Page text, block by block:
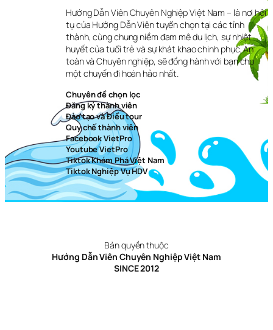
Hướng Dẫn Viên Chuyên Nghiệp Việt Nam – là nơi hội
tụ của Hướng Dẫn Viên tuyển chọn tại các tỉnh
thành, cùng chung niềm đam mê du lịch, sự nhiệt
huyết của tuổi trẻ và sự khát khao chinh phục. An
toàn và Chuyên nghiệp, sẽ đồng hành với bạn cho
một chuyến đi hoàn hảo nhất.
Chuyên đề chọn lọc
Đăng ký thành viên
Đào tạo và Điều tour
Quy chế thành viên
Facebook VietPro
Youtube VietPro
Tiktok Khám Phá Việt Nam
Tiktok Nghiệp Vụ HDV
Bản quyền thuộc
Hướng Dẫn Viên Chuyên Nghiệp Việt Nam
SINCE 2012